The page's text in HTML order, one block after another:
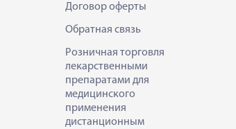
Договор оферты
Обратная связь
Розничная торговля
лекарственными
препаратами для
медицинского
применения
дистанционным